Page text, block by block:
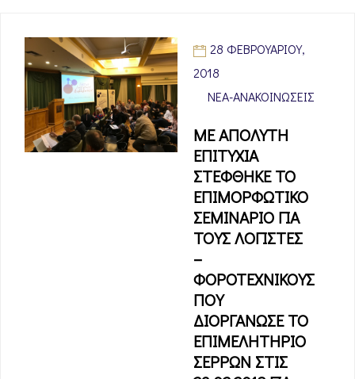
28 ΦΕΒΡΟΥΑΡΊΟΥ,
2018
ΝΈΑ-ΑΝΑΚΟΙΝΏΣΕΙΣ
ΜΕ ΑΠΟΛΥΤΗ
ΕΠΙΤΥΧΙΑ
ΣΤΕΦΘΗΚΕ ΤΟ
ΕΠΙΜΟΡΦΩΤΙΚΟ
ΣΕΜΙΝΑΡΙΟ ΓΙΑ
ΤΟΥΣ ΛΟΓΙΣΤΕΣ
–
ΦΟΡΟΤΕΧΝΙΚΟΥΣ
ΠΟΥ
ΔΙΟΡΓΑΝΩΣΕ ΤΟ
ΕΠΙΜΕΛΗΤΗΡΙΟ
ΣΕΡΡΩΝ ΣΤΙΣ